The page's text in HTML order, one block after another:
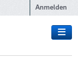
Anmelden